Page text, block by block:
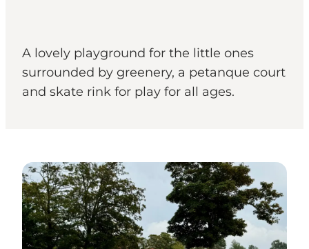
A lovely playground for the little ones
surrounded by greenery, a petanque court
and skate rink for play for all ages.